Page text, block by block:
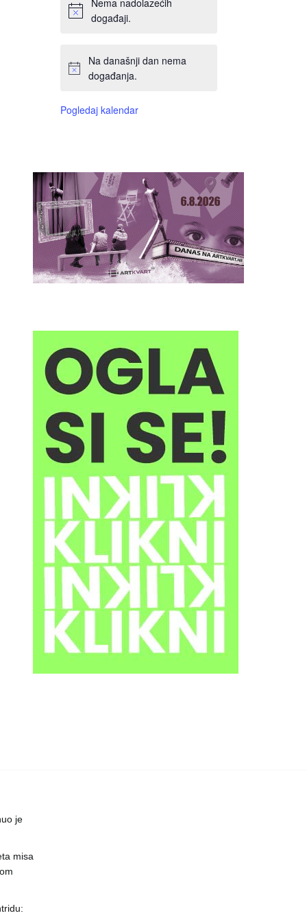
Nema nadolazećih
događaji.
Na današnji dan nema
događanja.
Pogledaj kalendar
je
misa